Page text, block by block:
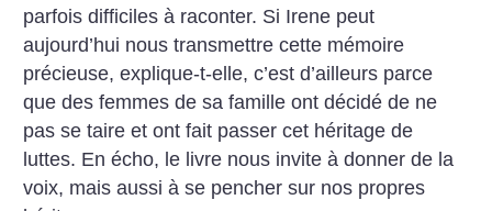
parfois difficiles à raconter. Si Irene peut
aujourd’hui nous transmettre cette mémoire
précieuse, explique-t-elle, c’est d’ailleurs parce
que des femmes de sa famille ont décidé de ne
pas se taire et ont fait passer cet héritage de
luttes. En écho, le livre nous invite à donner de la
voix, mais aussi à se pencher sur nos propres